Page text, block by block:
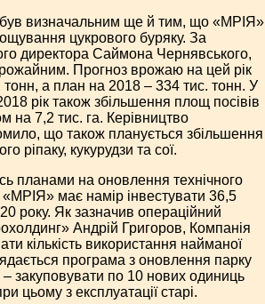
був визначальним ще й тим, що «МРІЯ»
цукрового буряку. За
директора Саймона Чернявського,
Прогноз врожаю на цей рік
тонн, а план на 2018 – 334 тис. тонн. У
рік також збільшення площ посівів
на 7,2 тис. га. Керівництво
що також планується збільшення
ріпаку, кукурудзи та сої.
планами на оновлення технічного
має намір інвестувати 36,5
року. Як зазначив операційний
Андрій Григоров, Компанія
кількість використання найманої
програма з оновлення парку
закуповувати по 10 нових одиниць
цьому з експлуатації старі.